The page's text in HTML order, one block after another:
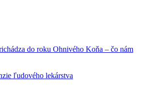
do roku Ohnivého Koňa – čo nám
ľudového lekárstva